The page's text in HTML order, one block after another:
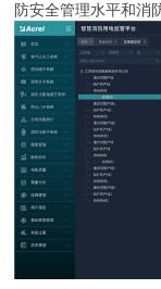
防安全管理水平和消